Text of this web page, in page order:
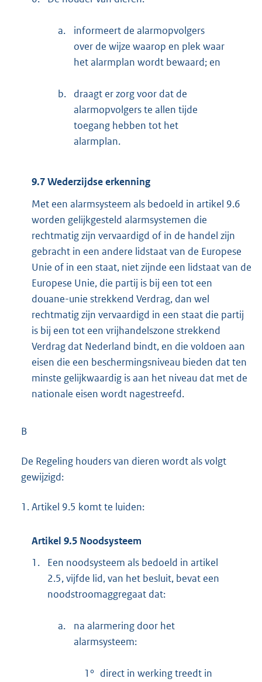
a.
informeert de alarmopvolgers
over de wijze waarop en plek waar
het alarmplan wordt bewaard; en
b.
draagt er zorg voor dat de
alarmopvolgers te allen tijde
toegang hebben tot het
alarmplan.
9.7 Wederzijdse erkenning
Met een alarmsysteem als bedoeld in artikel 9.6
worden gelijkgesteld alarmsystemen die
rechtmatig zijn vervaardigd of in de handel zijn
gebracht in een andere lidstaat van de Europese
Unie of in een staat, niet zijnde een lidstaat van de
Europese Unie, die partij is bij een tot een
douane-unie strekkend Verdrag, dan wel
rechtmatig zijn vervaardigd in een staat die partij
is bij een tot een vrijhandelszone strekkend
Verdrag dat Nederland bindt, en die voldoen aan
eisen die een beschermingsniveau bieden dat ten
minste gelijkwaardig is aan het niveau dat met de
nationale eisen wordt nagestreefd.
B
De Regeling houders van dieren wordt als volgt
gewijzigd:
1.Artikel 9.5 komt te luiden:
Artikel 9.5 Noodsysteem
1.
Een noodsysteem als bedoeld in artikel
2.5, vijfde lid, van het besluit, bevat een
noodstroomaggregaat dat:
a.
na alarmering door het
alarmsysteem:
1° direct in werking treedt in